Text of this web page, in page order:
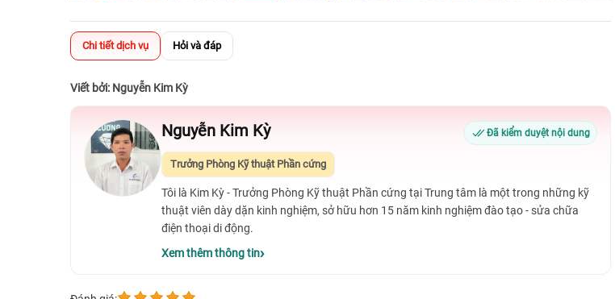
Chi tiết dịch vụ Hỏi và đáp
Viết bởi: Nguyễn Kim Kỳ
Nguyễn Kim Kỳ Đã kiểm duyệt nội dung
Trưởng Phòng Kỹ thuật Phần cứng
Tôi là Kim Kỳ - Trưởng Phòng Kỹ thuật Phần cứng tại Trung tâm là một trong những kỹ
thuật viên dày dặn kinh nghiệm, sở hữu hơn 15 năm kinh nghiệm đào tạo - sửa chữa
điện thoại di động.
Xem thêm thông tin